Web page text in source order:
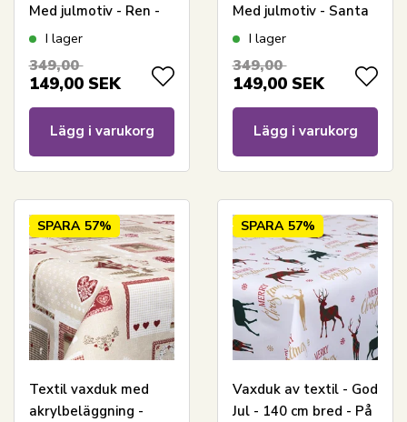
Med julmotiv - Ren -
140 cm bred - På
I lager
349,00
149,00 SEK
Lägg i varukorg
Med julmotiv - Santa
Claus och misteln -
metervara
I lager
349,00
149,00 SEK
Lägg i varukorg
SPARA 57%
Textil vaxduk med
akrylbeläggning -
SPARA 57%
Vaxduk av textil - God
Jul - 140 cm bred - På